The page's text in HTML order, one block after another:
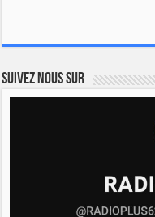
Suivez nous sur